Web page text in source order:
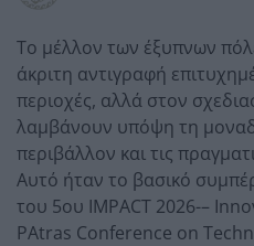
Το μέλλον των έξυπνων
άκριτη αντιγραφή
περιοχές, αλλά στον
λαμβάνουν υπόψη τη
περιβάλλον και τις
Αυτό ήταν το βασικό
του 5ου IMPACT 2026-–
PΑtras Conference on